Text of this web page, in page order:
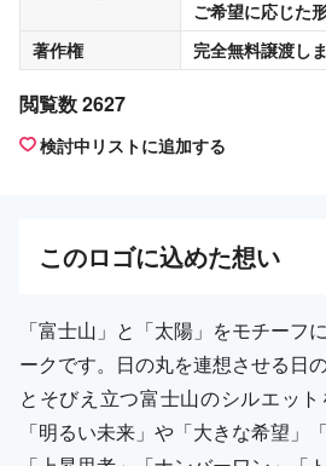
ご希望に応じた
著作権
完全無料譲渡し
閲覧数 2627
検討中リストに追加する
このロゴに込めた想い
「富士山」と「太陽」をモチーフ
ークです。日の丸を連想させる日
とそびえ立つ富士山のシルエット
「明るい未来」や「大きな希望」